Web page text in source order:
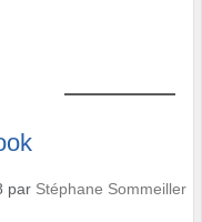
par Stéphane Sommeiller